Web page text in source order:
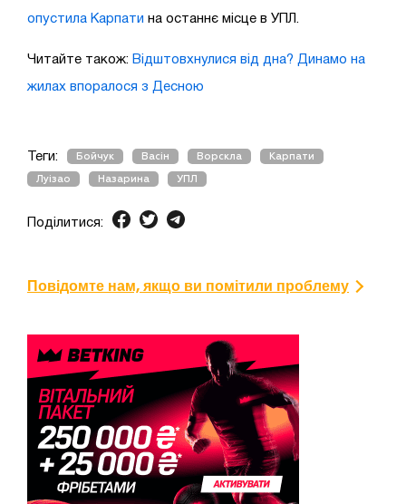
опустила Карпати на останнє місце в УПЛ.
Читайте також: Відштовхнулися від дна? Динамо на
жилах впоралося з Десною
Теги: Бойчук Васін Ворскла Карпати
Луізао Назарина УПЛ
Поділитися:
Повідомте нам, якщо ви помітили проблему